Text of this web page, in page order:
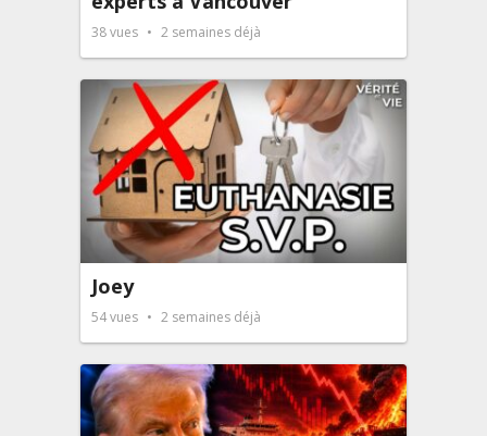
38vues 2 semaines déjà
Joey
54vues 2 semaines déjà